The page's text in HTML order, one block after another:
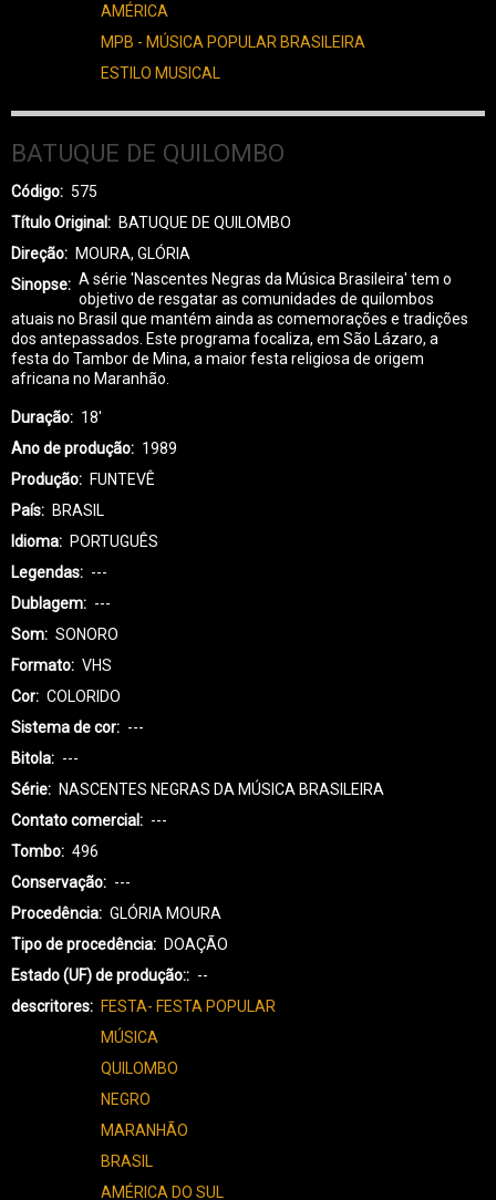
AMÉRICA
MPB - MÚSICA POPULAR BRASILEIRA
ESTILO MUSICAL
BATUQUE DE QUILOMBO
Código
575
Título Original
BATUQUE DE QUILOMBO
Direção
MOURA, GLÓRIA
Sinopse
A série 'Nascentes Negras da Música Brasileira' tem o
objetivo de resgatar as comunidades de quilombos
atuais no Brasil que mantém ainda as comemorações e tradições
dos antepassados. Este programa focaliza, em São Lázaro, a
festa do Tambor de Mina, a maior festa religiosa de origem
africana no Maranhão.
Duração
18'
Ano de produção
1989
Produção
FUNTEVÊ
País
BRASIL
Idioma
PORTUGUÊS
Legendas
---
Dublagem
---
Som
SONORO
Formato
VHS
Cor
COLORIDO
Sistema de cor
---
Bitola
---
Série
NASCENTES NEGRAS DA MÚSICA BRASILEIRA
Contato comercial
---
Tombo
496
Conservação
---
Procedência
GLÓRIA MOURA
Tipo de procedência
DOAÇÃO
Estado (UF) de produção:
--
descritores
FESTA- FESTA POPULAR
MÚSICA
QUILOMBO
NEGRO
MARANHÃO
BRASIL
AMÉRICA DO SUL